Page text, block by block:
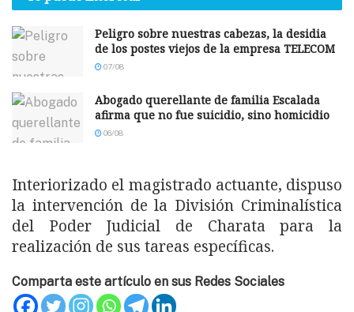
Peligro sobre nuestras cabezas, la desidia
de los postes viejos de la empresa TELECOM
07/08
Abogado querellante de familia Escalada
afirma que no fue suicidio, sino homicidio
06/08
Interiorizado el magistrado actuante, dispuso
la intervención de la División Criminalística
del Poder Judicial de Charata para la
realización de sus tareas específicas.
Comparta este artículo en sus Redes Sociales